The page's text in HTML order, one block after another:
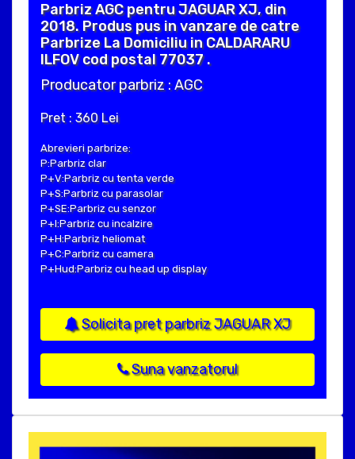
Parbriz AGC pentru JAGUAR XJ, din
2018. Produs pus in vanzare de catre
Parbrize La Domiciliu in CALDARARU
ILFOV cod postal 77037 .
Producator parbriz : AGC
Pret : 360 Lei
Abrevieri parbrize:
P:Parbriz clar
P+V:Parbriz cu tenta verde
P+S:Parbriz cu parasolar
P+SE:Parbriz cu senzor
P+I:Parbriz cu incalzire
P+H:Parbriz heliomat
P+C:Parbriz cu camera
P+Hud:Parbriz cu head up display
Solicita pret parbriz JAGUAR XJ
Suna vanzatorul